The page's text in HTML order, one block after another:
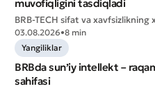
muvofiqligini tasdiqladi
BRB-TECH sifat va
03.08.2026•8 min
Yangiliklar
BRBda sun’iy intellekt –
sahifasi